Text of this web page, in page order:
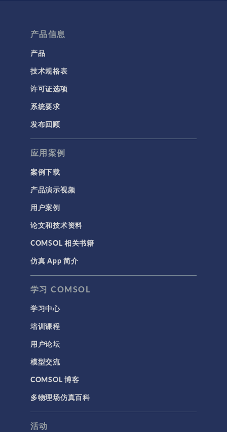
产品信息
产品
技术规格表
许可证选项
系统要求
发布回顾
应用案例
案例下载
产品演示视频
用户案例
论文和技术资料
COMSOL 相关书籍
仿真 App 简介
学习 COMSOL
学习中心
培训课程
用户论坛
模型交流
COMSOL 博客
多物理场仿真百科
活动